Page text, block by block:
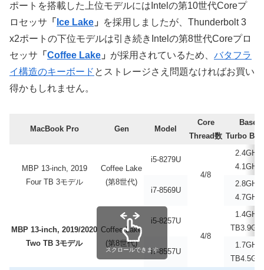
ポートを搭載した上位モデルにはIntelの第10世代Coreプ
ロセッサ 「 Ice Lake 」
を採用しましたが、Thunderbolt 3
x2ポートの下位モデルは引き続きIntelの第8世代Coreプロ
セッサ 「 Coffee Lake 」 が採用されているため、 バタフラ
イ構造のキーボード とストレージさえ問題なければお買い
得かもしれません。
MacBook Pro Gen Model
Core
Thread数
Base
Turbo
MBP 13-inch, 2019
Four TB 3モデル
Coffee Lake
(第8世代)
i5-8279U
4/8
2.4GHz
4.1GHz
i7-8569U
2.8GHz
4.7GHz
MBP 13-inch, 2019/2020
Two TB 3モデル
Coffee Lake
(第8世代)
i5-8257U
4/8
1.4GHz
i7-8557U
1.7GHz
スクロールできます